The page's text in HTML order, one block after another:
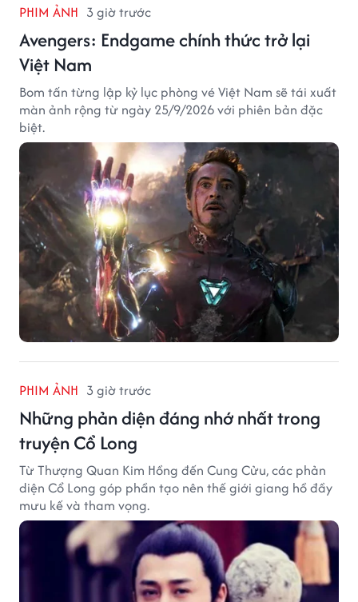
PHIM ẢNH 3 giờ trước
Avengers: Endgame chính thức trở lại
Việt Nam
Bom tấn từng lập kỷ lục phòng vé Việt Nam sẽ tái xuất
màn ảnh rộng từ ngày 25/9/2026 với phiên bản đặc
biệt.
PHIM ẢNH 3 giờ trước
Những phản diện đáng nhớ nhất trong
truyện Cổ Long
Từ Thượng Quan Kim Hồng đến Cung Cửu, các phản
diện Cổ Long góp phần tạo nên thế giới giang hồ đầy
mưu kế và tham vọng.